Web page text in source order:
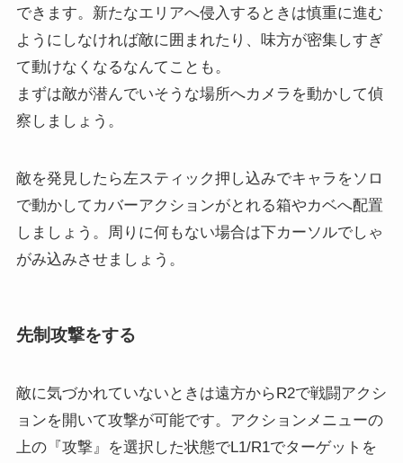
できます。新たなエリアへ侵入するときは慎重に進む
ようにしなければ敵に囲まれたり、味方が密集しすぎ
て動けなくなるなんてことも。
まずは敵が潜んでいそうな場所へカメラを動かして偵
察しましょう。
敵を発見したら左スティック押し込みでキャラをソロ
で動かしてカバーアクションがとれる箱やカベへ配置
しましょう。周りに何もない場合は下カーソルでしゃ
がみ込みさせましょう。
先制攻撃をする
敵に気づかれていないときは遠方からR2で戦闘アクシ
ョンを開いて攻撃が可能です。アクションメニューの
上の『攻撃』を選択した状態でL1/R1でターゲットを